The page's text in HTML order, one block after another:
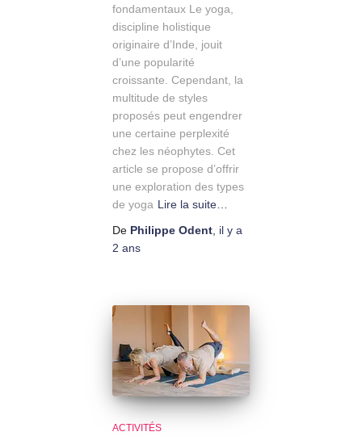
fondamentaux Le yoga,
discipline holistique
originaire d’Inde, jouit
d’une popularité
croissante. Cependant, la
multitude de styles
proposés peut engendrer
une certaine perplexité
chez les néophytes. Cet
article se propose d’offrir
une exploration des types
de yoga Lire la suite…
De Philippe Odent, il y a
2 ans
ACTIVITÉS